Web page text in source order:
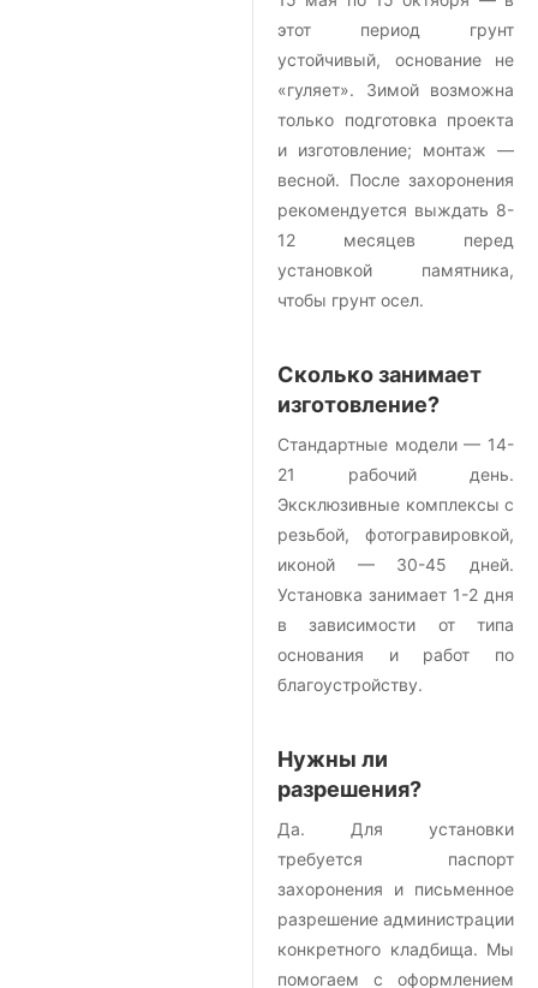
этот период грунт
устойчивый, основание не
«гуляет». Зимой возможна
только подготовка проекта
и изготовление; монтаж —
весной. После захоронения
рекомендуется выждать 8-
12 месяцев перед
установкой памятника,
чтобы грунт осел.
Сколько занимает
изготовление?
Стандартные модели — 14-
21 рабочий день.
Эксклюзивные комплексы с
резьбой, фотогравировкой,
иконой — 30-45 дней.
Установка занимает 1-2 дня
в зависимости от типа
основания и работ по
благоустройству.
Нужны ли
разрешения?
Да. Для установки
требуется паспорт
захоронения и письменное
разрешение администрации
конкретного кладбища. Мы
помогаем с оформлением